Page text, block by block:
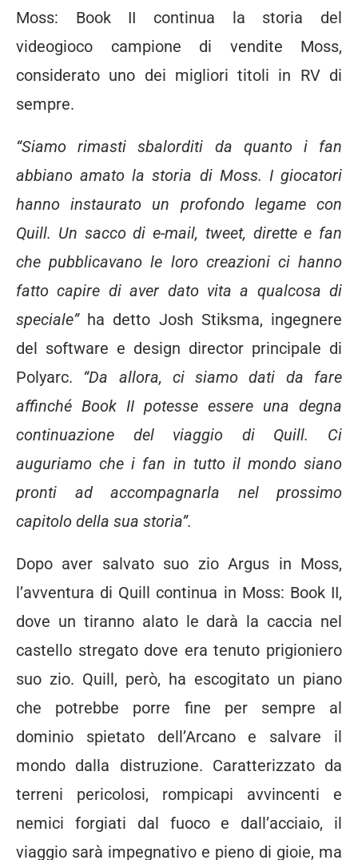
Moss: Book II continua la storia del
videogioco campione di vendite Moss,
considerato uno dei migliori titoli in RV di
sempre.
“Siamo rimasti sbalorditi da quanto i fan
abbiano amato la storia di Moss. I giocatori
hanno instaurato un profondo legame con
Quill. Un sacco di e-mail, tweet, dirette e fan
che pubblicavano le loro creazioni ci hanno
fatto capire di aver dato vita a qualcosa di
speciale”ha detto Josh Stiksma, ingegnere
del software e design director principale di
Polyarc. “Da allora, ci siamo dati da fare
affinché Book II potesse essere una degna
continuazione del viaggio di Quill. Ci
auguriamo che i fan in tutto il mondo siano
pronti ad accompagnarla nel prossimo
capitolo della sua storia”.
Dopo aver salvato suo zio Argus in Moss,
l’avventura di Quill continua in Moss: Book II,
dove un tiranno alato le darà la caccia nel
castello stregato dove era tenuto prigioniero
suo zio. Quill, però, ha escogitato un piano
che potrebbe porre fine per sempre al
dominio spietato dell’Arcano e salvare il
mondo dalla distruzione. Caratterizzato da
terreni pericolosi, rompicapi avvincenti e
nemici forgiati dal fuoco e dall’acciaio, il
viaggio sarà impegnativo e pieno di gioie, ma